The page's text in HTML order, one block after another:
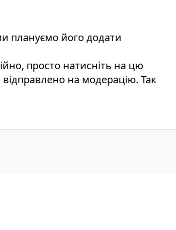
плануємо його додати
просто натисніть на цю
відправлено на модерацію. Так